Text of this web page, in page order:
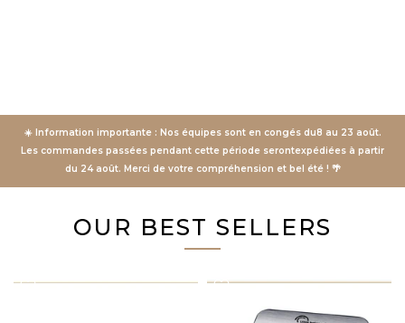
☀️ Information importante : Nos équipes sont en congés du8 au 23 août.
Les commandes passées pendant cette période serontexpédiées à partir
du 24 août. Merci de votre compréhension et bel été ! 🌴
OUR BEST SELLERS